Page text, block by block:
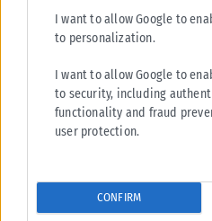
I want to allow Google to
to personalization.
I want to allow Google to
to security, including
functionality and fraud
user protection.
CONFIRM